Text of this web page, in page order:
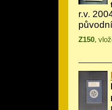
r.v.
Z150,